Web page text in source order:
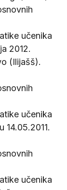
učenika
2012.
(Ilijašš).
učenika
14.05.2011.
učenika